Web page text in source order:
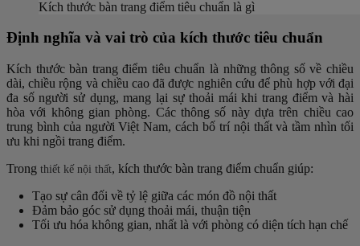
Kích thước bàn trang điểm tiêu chuẩn là gì
Định nghĩa và vai trò của kích thước tiêu chuẩn
Kích thước bàn trang điểm tiêu chuẩn là những thông số về chiều
dài, chiều rộng và chiều cao đã được nghiên cứu để phù hợp với đại
đa số người sử dụng, mang lại sự thoải mái khi trang điểm và hài
hòa với không gian phòng. Các thông số này dựa trên chiều cao
trung bình của người Việt Nam, cách bố trí nội thất và tầm nhìn tối
ưu khi ngồi trang điểm.
Trong thiết kế nội thất, kích thước bàn trang điểm chuẩn giúp:
Tạo sự cân đối về tỷ lệ giữa các món đồ nội thất
Đảm bảo góc sử dụng thoải mái, thuận tiện
Tối ưu hóa không gian, nhất là với phòng có diện tích hạn chế